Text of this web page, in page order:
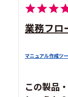
業務フロ
マニュアル作成ツ
この製品